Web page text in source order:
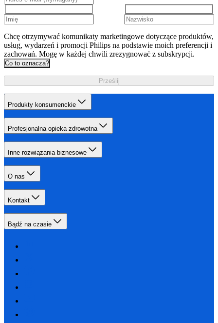
Chcę otrzymywać komunikaty marketingowe dotyczące produktów,
usług, wydarzeń i promocji Philips na podstawie moich preferencji i
zachowań. Mogę w każdej chwili zrezygnować z subskrypcji.
Co to oznacza?
Prześlij
Produkty konsumenckie
Profesjonalna opieka zdrowotna
Inne rozwiązania biznesowe
O nas
Kontakt
Bądź na czasie